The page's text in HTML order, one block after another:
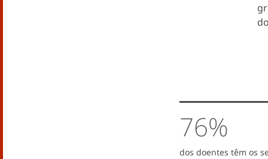
76%
dos doentes têm os